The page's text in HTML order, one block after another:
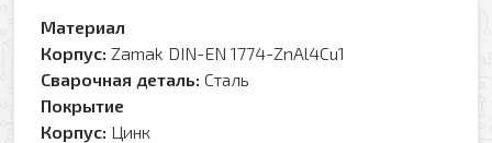
Материал
Корпус: Zamak DIN-EN 1774-ZnAl4Cu1
Сварочная деталь: Сталь
Покрытие
Корпус: Цинк